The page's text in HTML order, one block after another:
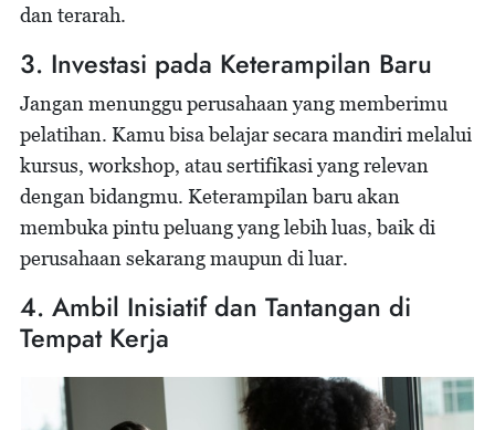
dan terarah.
3. Investasi pada Keterampilan Baru
Jangan menunggu perusahaan yang memberimu
pelatihan. Kamu bisa belajar secara mandiri melalui
kursus, workshop, atau sertifikasi yang relevan
dengan bidangmu. Keterampilan baru akan
membuka pintu peluang yang lebih luas, baik di
perusahaan sekarang maupun di luar.
4. Ambil Inisiatif dan Tantangan di
Tempat Kerja